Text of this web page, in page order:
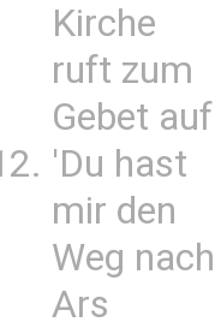
Kirche
ruft zum
Gebet auf
'Du hast
mir den
Weg nach
Ars